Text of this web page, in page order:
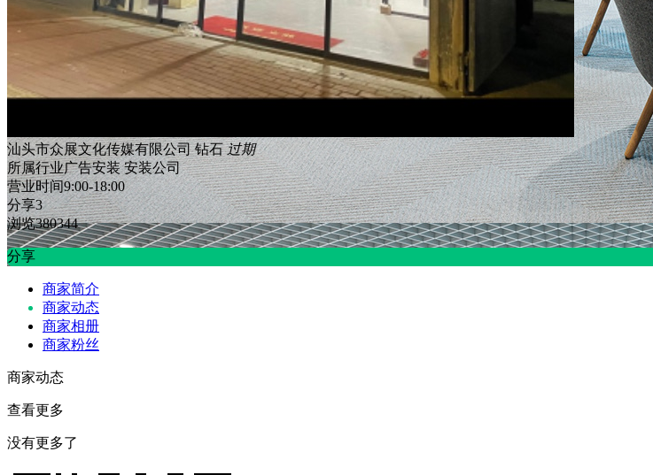
汕头市众展文化传媒有限公司 钻石 过期
所属行业广告安装 安装公司
营业时间9:00-18:00
分享3
浏览380344
分享
商家简介
商家动态
商家相册
商家粉丝
商家动态
查看更多
没有更多了